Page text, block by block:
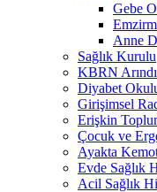
Gebe
Anne
Sağlık Kurulu
KBRN
Diyabet
Girişimsel
Erişkin
Çocuk ve
Ayakta
Evde Sağlık
Acil Sağlık